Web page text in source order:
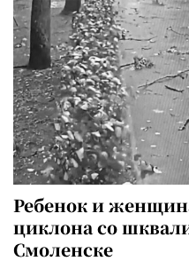
Ребенок и
циклона со
Смоленске